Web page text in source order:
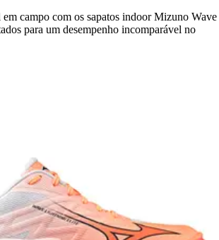
campo com os sapatos indoor Mizuno Wave
para um desempenho incomparável no